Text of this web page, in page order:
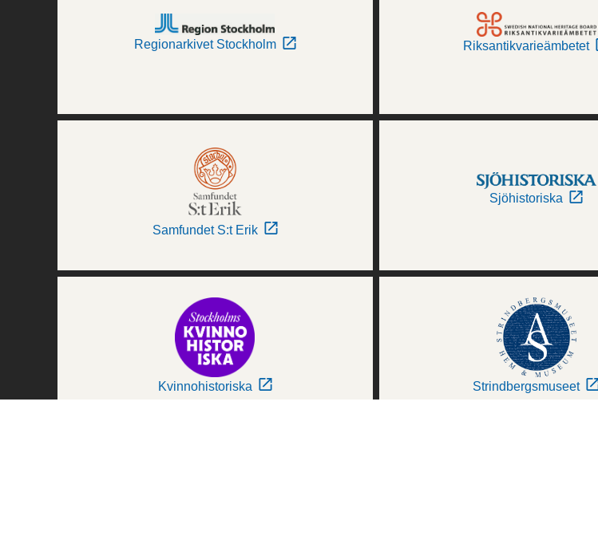
Regionarkivet Stockholm Riksantikvarieämbetet
Samfundet S:t Erik
Sjöhistoriska
Kvinnohistoriska Strindbergsmuseet